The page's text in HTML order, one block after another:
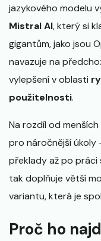
jazykového modelu
Mistral AI, který si
gigantům, jako jsou
navazuje na
vylepšení v oblasti
použitelnosti.
Na rozdíl od
pro náročnější úkoly
překlady až po práci
tak doplňuje větší
variantu, která je
Proč ho